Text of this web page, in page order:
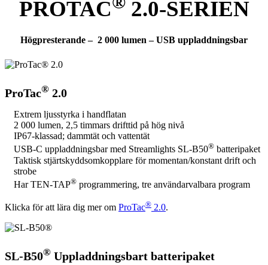
PROTAC
2.0-SERIEN
Högpresterande – 2 000 lumen – USB uppladdningsbar
ProTac® 2.0
Extrem ljusstyrka i handflatan
2 000 lumen, 2,5 timmars drifttid på hög nivå
IP67-klassad; dammtät och vattentät
USB-C uppladdningsbar med Streamlights SL-B50® batteripaket
Taktisk stjärtskyddsomkopplare för momentan/konstant drift och
strobe
Har TEN-TAP® programmering, tre användarvalbara program
Klicka för att lära dig mer om ProTac® 2.0.
SL-B50® Uppladdningsbart batteripaket